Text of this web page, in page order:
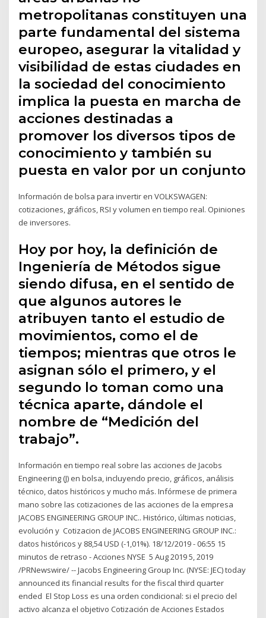
metropolitanas constituyen una
parte fundamental del sistema
europeo, asegurar la vitalidad y
visibilidad de estas ciudades en
la sociedad del conocimiento
implica la puesta en marcha de
acciones destinadas a
promover los diversos tipos de
conocimiento y también su
puesta en valor por un conjunto
Información de bolsa para invertir en VOLKSWAGEN:
cotizaciones, gráficos, RSI y volumen en tiempo real. Opiniones
de inversores.
Hoy por hoy, la definición de
Ingeniería de Métodos sigue
siendo difusa, en el sentido de
que algunos autores le
atribuyen tanto el estudio de
movimientos, como el de
tiempos; mientras que otros le
asignan sólo el primero, y el
segundo lo toman como una
técnica aparte, dándole el
nombre de “Medición del
trabajo”.
Información en tiempo real sobre las acciones de Jacobs
Engineering (J) en bolsa, incluyendo precio, gráficos, análisis
técnico, datos históricos y mucho más. Infórmese de primera
mano sobre las cotizaciones de las acciones de la empresa
JACOBS ENGINEERING GROUP INC.. Histórico, últimas noticias,
evolución y Cotizacion de JACOBS ENGINEERING GROUP INC.:
datos históricos y 88,54 USD (-1,01%). 18/12/2019 - 06:55 15
minutos de retraso - Acciones NYSE 5 Aug 2019 5, 2019
/PRNewswire/ -- Jacobs Engineering Group Inc. (NYSE: JEC) today
announced its financial results for the fiscal third quarter
ended El Stop Loss es una orden condicional: si el precio del
activo alcanza el objetivo Cotización de Acciones Estados